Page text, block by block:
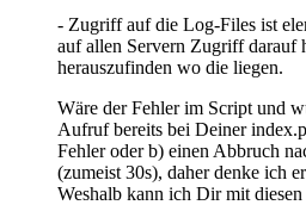
- Zugriff auf die Log-Files ist
auf allen Servern Zugriff darauf
herauszufinden wo die liegen.
Wäre der Fehler im Script und
Aufruf bereits bei Deiner
Fehler oder b) einen Abbruch
(zumeist 30s), daher denke ich
Weshalb kann ich Dir mit